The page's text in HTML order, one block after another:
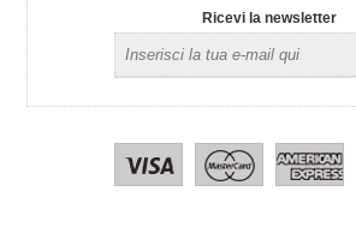
Ricevi la newsletter